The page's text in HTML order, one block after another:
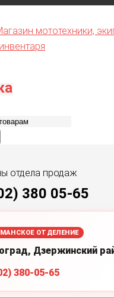
отдела продаж
380 05-65
ОТДЕЛЕНИЕ
Дзержинский
380-05-65